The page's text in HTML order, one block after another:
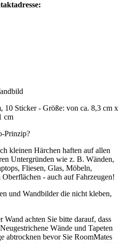
10 Sticker - Größe: von ca. 8,3 cm x
cm
Prinzip?
kleinen Härchen haften auf allen
Untergründen wie z. B. Wänden,
Fliesen, Glas, Möbeln,
- auch auf Fahrzeugen!
und Wandbilder die nicht kleben,
achten Sie bitte darauf, dass
Wände und Tapeten
abtrocknen bevor Sie RoomMates